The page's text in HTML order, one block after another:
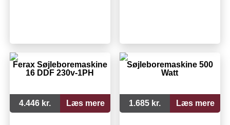
Ferax Søjleboremaskine
16 DDF 230v-1PH
4.446 kr. Læs mere
Søjleboremaskine 500
Watt
1.685 kr. Læs mere